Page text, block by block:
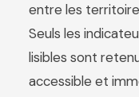
entre les
Seuls les
lisibles sont
accessible et